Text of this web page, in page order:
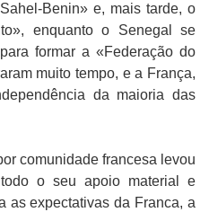
Benin» e, mais tarde, o
enquanto o Senegal se
formar a «Federação do
muito tempo, e a França,
da maioria das
comunidade francesa levou
o seu apoio material e
as expectativas da Franca, a